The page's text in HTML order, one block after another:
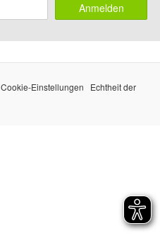
Anmelden
Cookie-Einstellungen
Echtheit der